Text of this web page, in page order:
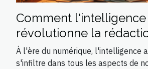
Comment
révolutionne la
messages romantiques
À l'ère du numérique, l'intelligence
s'infiltre dans tous les aspects de